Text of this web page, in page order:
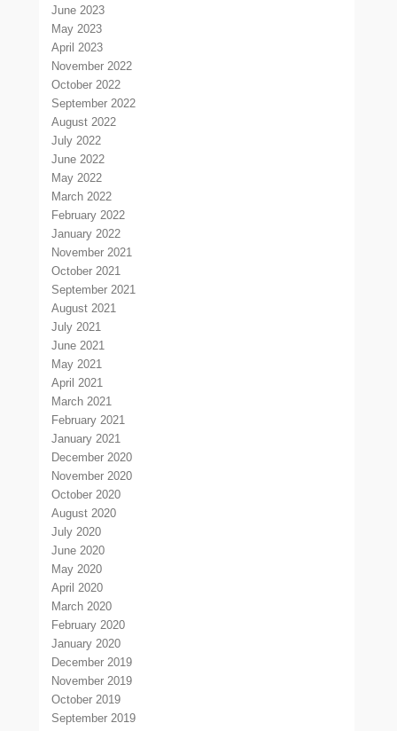
June 2023
May 2023
April 2023
November 2022
October 2022
September 2022
August 2022
July 2022
June 2022
May 2022
March 2022
February 2022
January 2022
November 2021
October 2021
September 2021
August 2021
July 2021
June 2021
May 2021
April 2021
March 2021
February 2021
January 2021
December 2020
November 2020
October 2020
August 2020
July 2020
June 2020
May 2020
April 2020
March 2020
February 2020
January 2020
December 2019
November 2019
October 2019
September 2019